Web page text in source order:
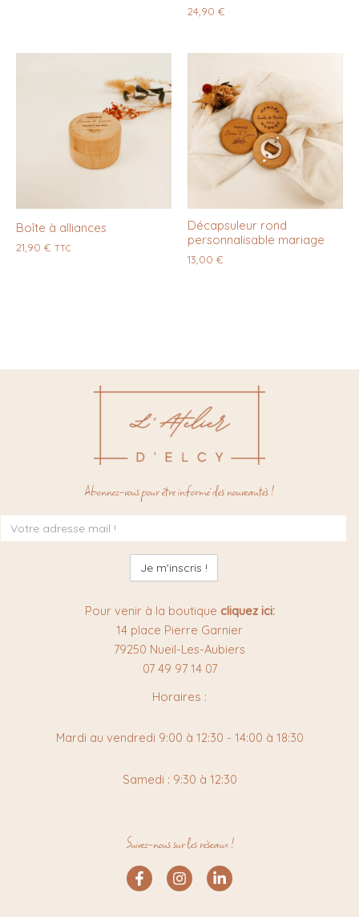
24,90 €
Boîte à alliances
21,90 € TTC
Décapsuleur rond
personnalisable mariage
13,00 €
Abonnez-vous pour être informé des nouveautés !
à
la
newsletter
:
Pour venir à la boutique cliquez ici:
14 place Pierre Garnier
79250 Nueil-Les-Aubiers
07 49 97 14 07
Horaires :
Mardi au vendredi 9:00 à 12:30 - 14:00 à 18:30
Samedi : 9:30 à 12:30
Suivez-nous sur les réseaux !